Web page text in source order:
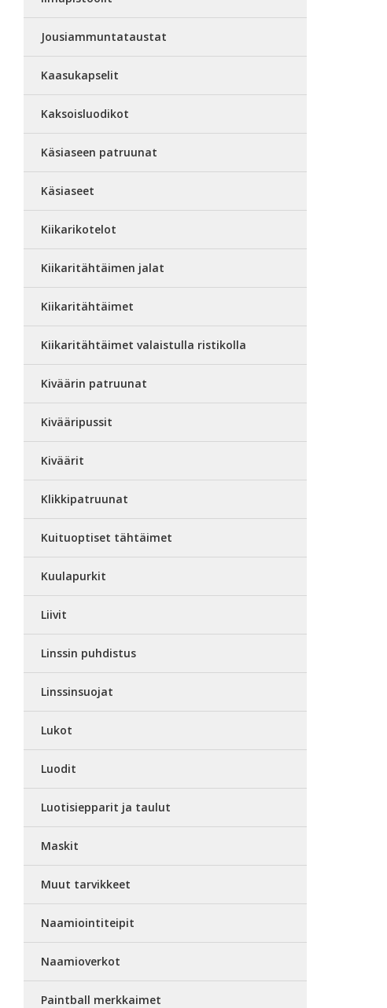
Jousiammuntataustat
Kaasukapselit
Kaksoisluodikot
Käsiaseen patruunat
Käsiaseet
Kiikarikotelot
Kiikaritähtäimen jalat
Kiikaritähtäimet
Kiikaritähtäimet valaistulla ristikolla
Kiväärin patruunat
Kivääripussit
Kiväärit
Klikkipatruunat
Kuituoptiset tähtäimet
Kuulapurkit
Liivit
Linssin puhdistus
Linssinsuojat
Lukot
Luodit
Luotisiepparit ja taulut
Maskit
Muut tarvikkeet
Naamiointiteipit
Naamioverkot
Paintball merkkaimet